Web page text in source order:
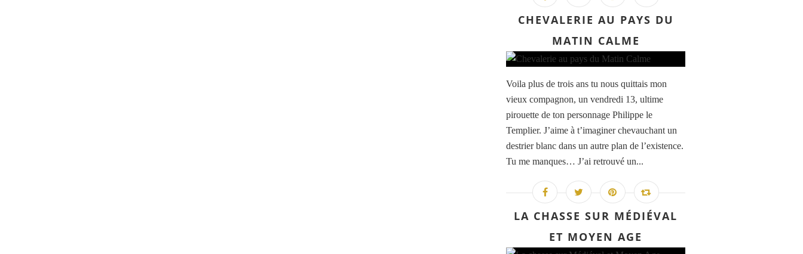
CHEVALERIE AU PAYS DU
MATIN CALME
Voila plus de trois ans tu nous quittais mon
vieux compagnon, un vendredi 13, ultime
pirouette de ton personnage Philippe le
Templier. J’aime à t’imaginer chevauchant un
destrier blanc dans un autre plan de l’existence.
Tu me manques… J’ai retrouvé un...
LA CHASSE SUR MÉDIÉVAL
ET MOYEN AGE